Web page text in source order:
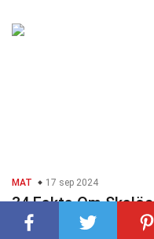
MAT 17 sep 2024
34 Fakta Om Skalös
Rambutan